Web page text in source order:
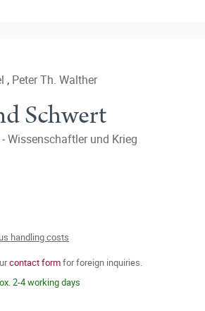
, Peter Th. Walther
Schwert
Wissenschaftler und Krieg
handling costs
contact formfor foreign inquiries.
2-4 working days